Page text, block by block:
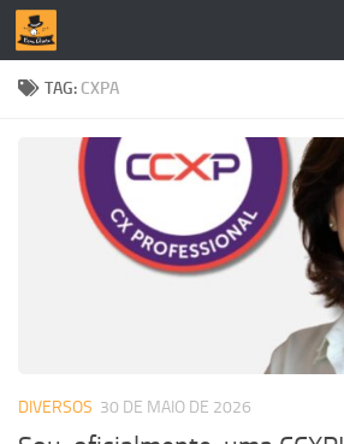
Skip to content
TAG: CXPA
DIVERSOS 30 DE MAIO DE 2026